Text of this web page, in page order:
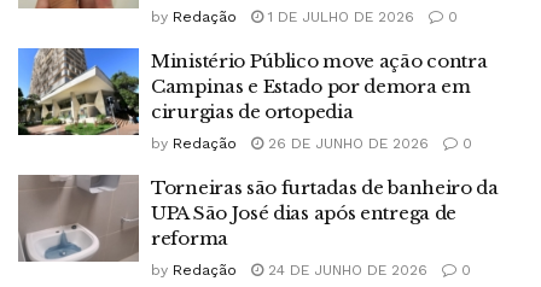
by Redação 1 DE JULHO DE 2026 0
Ministério Público move ação contra
Campinas e Estado por demora em
cirurgias de ortopedia
by Redação 26 DE JUNHO DE 2026 0
Torneiras são furtadas de banheiro da
UPA São José dias após entrega de
reforma
by Redação 24 DE JUNHO DE 2026 0